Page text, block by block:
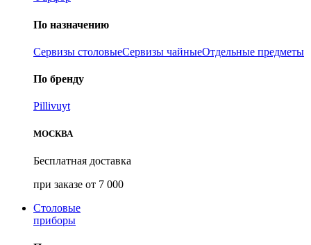
По назначению
Сервизы столовыеСервизы чайныеОтдельные предметы
По бренду
Pillivuyt
МОСКВА
Бесплатная доставка
при заказе от 7 000
Столовые
приборы